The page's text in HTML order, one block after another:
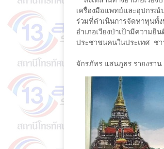
เครื่องมือแพทย์และอุปกรณ์
ร่วมที่ดำเนินการจัดหาทุนทั้
อำเภอเวียงป่าเป้ามีความ
ประชาชนคนในประเทศ ชา
จักรภัทร แสนภูธร รายงรา